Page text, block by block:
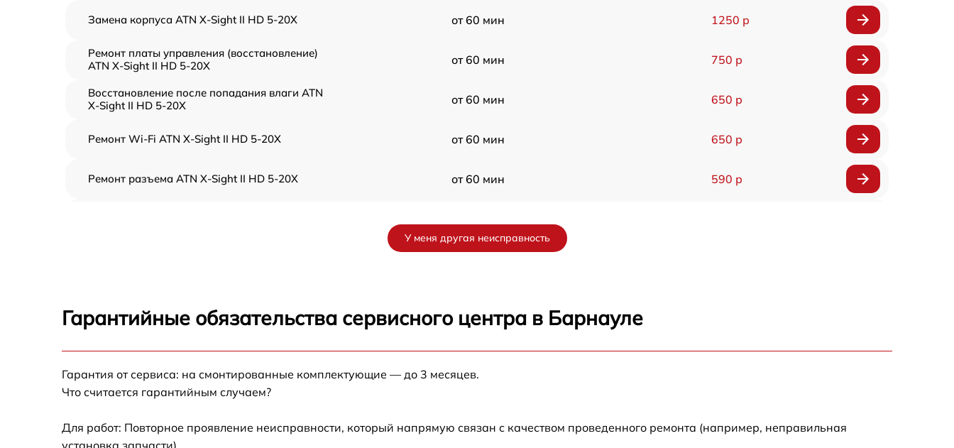
Замена корпуса ATN X-Sight II HD 5-20X от 60 мин 1250 р
Ремонт платы управления (восстановление)
ATN X-Sight II HD 5-20X
от 60 мин 750 р
Восстановление после попадания влаги ATN
X-Sight II HD 5-20X
от 60 мин 650 р
Ремонт Wi-Fi ATN X-Sight II HD 5-20X от 60 мин 650 р
Ремонт разъема ATN X-Sight II HD 5-20X от 60 мин 590 р
Замена процессора ATN X-Sight II HD 5-20X от 60 мин
20X
У меня другая неисправность
Гарантийные обязательства сервисного центра в Барнауле
Гарантия от сервиса: на смонтированные комплектующие — до 3 месяцев.
Что считается гарантийным случаем?
Для работ: Повторное проявление неисправности, который напрямую связан с качеством проведенного ремонта (например, неправильная
установка запчасти).